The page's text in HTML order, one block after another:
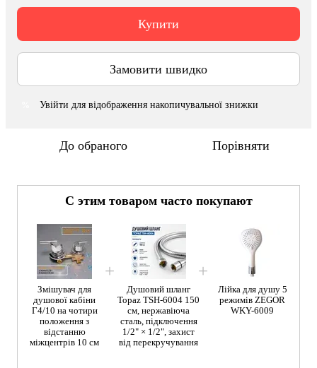
Купити
Замовити швидко
Увійти для відображення накопичувальної знижки
До обраного Порівняти
С этим товаром часто покупают
Змішувач для
душової кабіни
Г4/10 на чотири
положення з
відстанню
міжцентрів 10 см
Душовий шланг
Topaz TSH-6004 150
см, нержавіюча
сталь, підключення
1/2" × 1/2", захист
від перекручування
Лійка для душу 5
режимів ZEGOR
WKY-6009